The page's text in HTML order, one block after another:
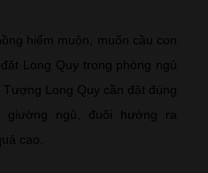
hiếm muộn, muốn cầu con
Long Quy trong phòng ngủ
Long Quy cần đặt đúng
ngủ, đuôi hướng ra
cao.